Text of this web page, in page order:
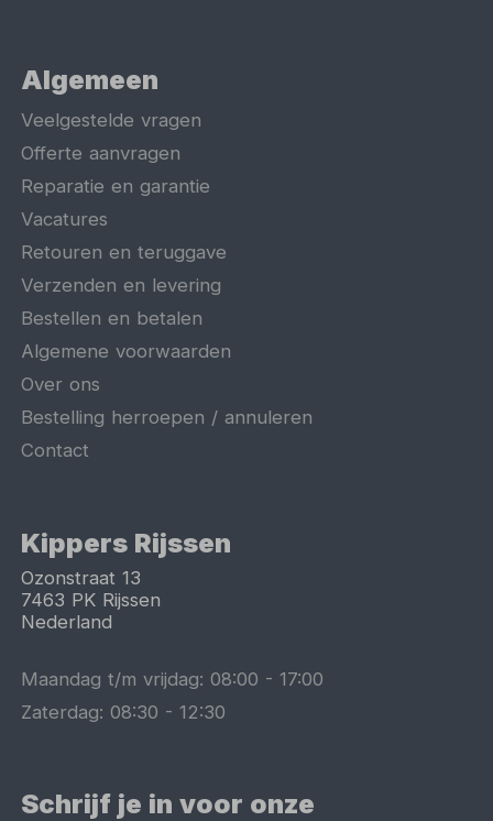
Algemeen
Veelgestelde vragen
Offerte aanvragen
Reparatie en garantie
Vacatures
Retouren en teruggave
Verzenden en levering
Bestellen en betalen
Algemene voorwaarden
Over ons
Bestelling herroepen / annuleren
Contact
Kippers Rijssen
Ozonstraat 13
7463 PK Rijssen
Nederland
Maandag t/m vrijdag:08:00 -17:00
Zaterdag:08:30 -12:30
Schrijf je in voor onze